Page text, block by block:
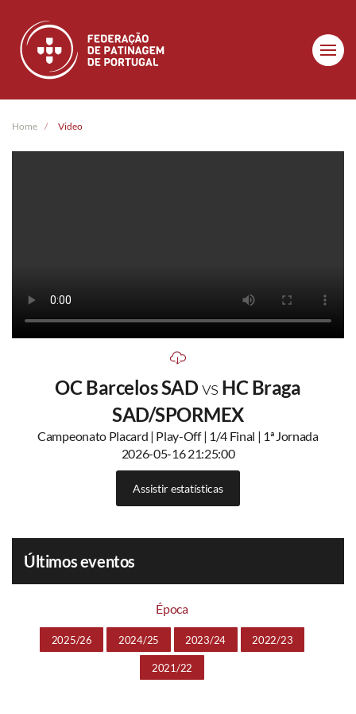
Skip to main content
Home Video
OC Barcelos SADvs HC Braga
SAD/SPORMEX
Campeonato Placard | Play-Off | 1/4 Final | 1ª Jornada
2026-05-16 21:25:00
Assistir estatísticas
Últimos eventos
Época
2025/26 2024/25 2023/24 2022/23
2021/22